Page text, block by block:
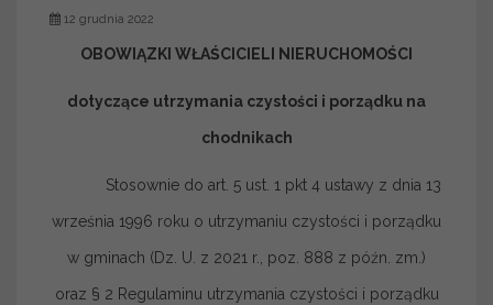
12 grudnia 2022
OBOWIĄZKI WŁAŚCICIELI NIERUCHOMOŚCI
dotyczące utrzymania czystości i porządku na
chodnikach
Stosownie do art. 5 ust. 1 pkt 4 ustawy z dnia 13
września 1996 roku o utrzymaniu czystości i porządku
w gminach (Dz. U. z 2021 r., poz. 888 z późn. zm.)
oraz § 2 Regulaminu utrzymania czystości i porządku